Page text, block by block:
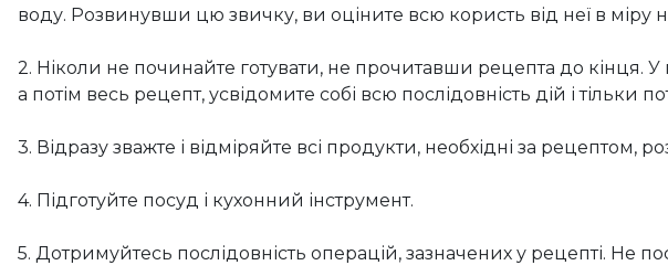
воду. Розвинувши цю звичку, ви оціните всю користь від неї в міру
2. Ніколи не починайте готувати, не прочитавши рецепта до
а потім весь рецепт, усвідомите собі всю послідовність дій і тільки
3. Відразу зважте і відміряйте всі продукти, необхідні за рецептом,
4. Підготуйте посуд і кухонний інструмент.
5. Дотримуйтесь послідовність операцій, зазначених у рецепті. Не